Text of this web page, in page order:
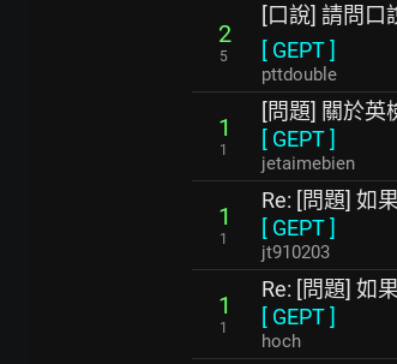
2
5
[口說] 請問口
[ GEPT]
pttdouble
1
1
[問題] 關於英
[ GEPT]
jetaimebien
1
1
Re: [問題] 如
[ GEPT]
jt910203
1
1
Re: [問題] 如
[ GEPT]
hoch